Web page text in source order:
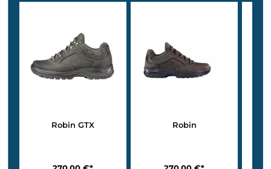
Kategorie A in Übergröße von